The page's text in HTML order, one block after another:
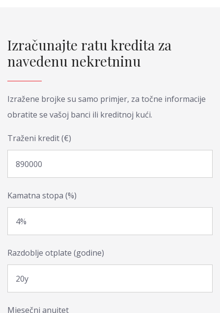
Izračunajte ratu kredita za
navedenu nekretninu
Izražene brojke su samo primjer, za točne informacije
obratite se vašoj banci ili kreditnoj kući.
Traženi kredit (€)
Kamatna stopa (%)
Razdoblje otplate (godine)
Mjesečni anuitet